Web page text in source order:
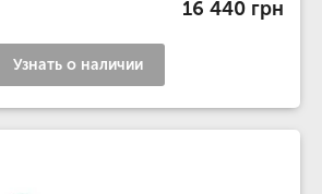
16 440 грн
Узнать о наличии